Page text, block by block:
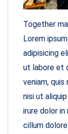
Together
Lorem
adipisicing
ut labore et
veniam,
nisi ut
irure dolor
cillum